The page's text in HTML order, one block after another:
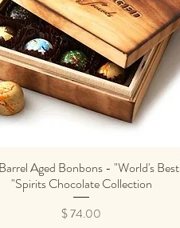
תצוגה מהירה
Barrel Aged Bonbons - "World's Best
Spirits Chocolate Collection"
מחיר